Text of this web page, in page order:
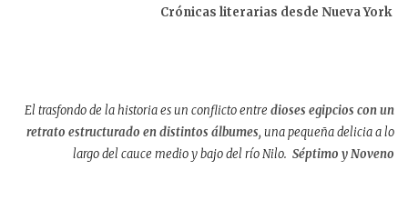
Crónicas literarias desde Nueva York
El trasfondo de la historia es un conflicto entre dioses egipcios con un
retrato estructurado en distintos álbumes, una pequeña delicia a lo
largo del cauce medio y bajo del río Nilo. Séptimo y Noveno